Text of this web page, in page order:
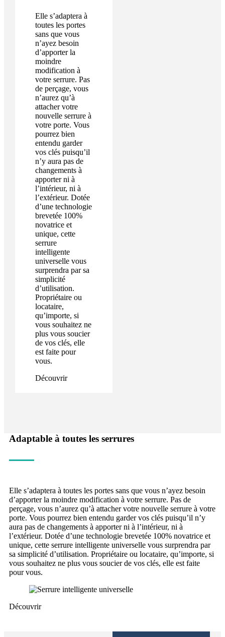
Elle s’adaptera à
toutes les portes
sans que vous
n’ayez besoin
d’apporter la
moindre
modification à
votre serrure. Pas
de perçage, vous
n’aurez qu’à
attacher votre
nouvelle serrure à
votre porte. Vous
pourrez bien
entendu garder
vos clés puisqu’il
n’y aura pas de
changements à
apporter ni à
l’intérieur, ni à
l’extérieur. Dotée
d’une technologie
brevetée 100%
novatrice et
unique, cette
serrure
intelligente
universelle vous
surprendra par sa
simplicité
d’utilisation.
Propriétaire ou
locataire,
qu’importe, si
vous souhaitez ne
plus vous soucier
de vos clés, elle
est faite pour
vous.
Découvrir
Adaptable à toutes les serrures
Elle s’adaptera à toutes les portes sans que vous n’ayez besoin
d’apporter la moindre modification à votre serrure. Pas de
perçage, vous n’aurez qu’à attacher votre nouvelle serrure à votre
porte. Vous pourrez bien entendu garder vos clés puisqu’il n’y
aura pas de changements à apporter ni à l’intérieur, ni à
l’extérieur. Dotée d’une technologie brevetée 100% novatrice et
unique, cette serrure intelligente universelle vous surprendra par
sa simplicité d’utilisation. Propriétaire ou locataire, qu’importe, si
vous souhaitez ne plus vous soucier de vos clés, elle est faite
pour vous.
Découvrir